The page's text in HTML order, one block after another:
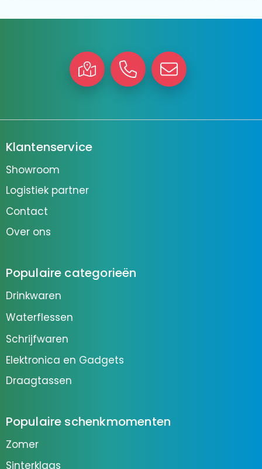
Klantenservice
Showroom
Logistiek partner
Contact
Over ons
Populaire categorieën
Drinkwaren
Waterflessen
Schrijfwaren
Elektronica en Gadgets
Draagtassen
Populaire schenkmomenten
Zomer
Sinterklaas